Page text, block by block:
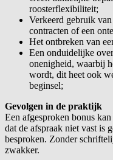
roosterflexibiliteit;
Verkeerd gebruik
contracten of een
Het ontbreken van
Een onduidelijke
onenigheid, waarbij
wordt, dit heet ook
beginsel;
Gevolgen in de praktijk
Een afgesproken bonus
dat de afspraak niet vast is
besproken. Zonder
zwakker.